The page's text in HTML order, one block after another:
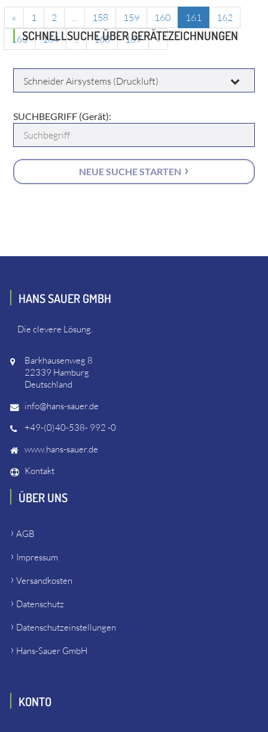
« 1 2 ... 158 159 160 161
162
163
164 ... 168 169 »
SCHNELLSUCHE ÜBER GERÄTEZEICHNUNGEN
HERSTELLER:
SUCHBEGRIFF (Gerät):
NEUE SUCHE STARTEN
HANS SAUER GMBH
Die clevere Lösung.
Barkhausenweg 8
22339 Hamburg
Deutschland
info@hans-sauer.de
+49-(0)40-538- 992 -0
www.hans-sauer.de
Kontakt
ÜBER UNS
AGB
Impressum
Versandkosten
Datenschutz
Datenschutzeinstellungen
Hans-Sauer GmbH
KONTO